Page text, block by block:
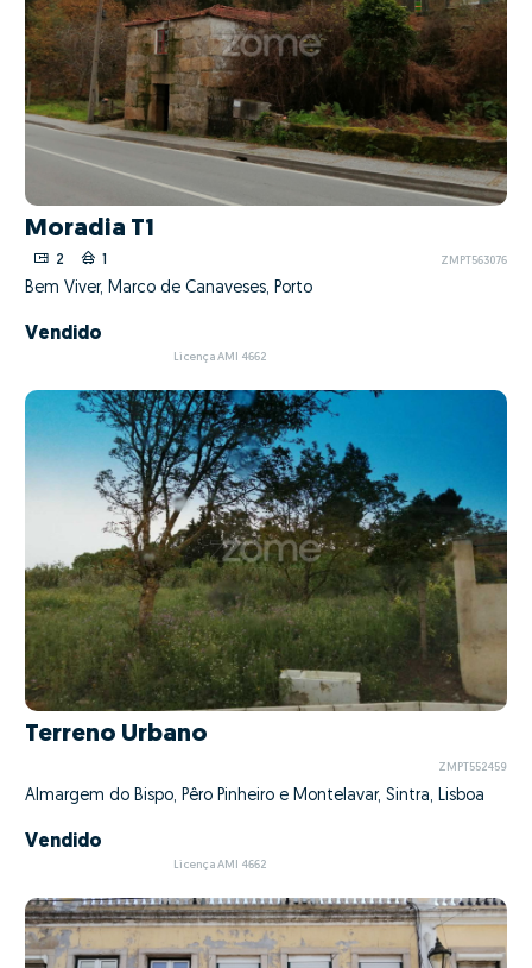
Moradia T1
2 1 ZMPT563076
Bem Viver, Marco de Canaveses, Porto
Vendido
Licença AMI 4662
Terreno Urbano
ZMPT552459
Almargem do Bispo, Pêro Pinheiro e Montelavar, Sintra, Lisboa
Vendido
Licença AMI 4662